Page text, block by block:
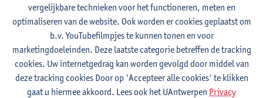
Contact
vergelijkbare technieken voor het functioneren, meten en
optimaliseren van de website. Ook worden er cookies geplaatst om
b.v. YouTubefilmpjes te kunnen tonen en voor
marketingdoeleinden. Deze laatste categorie betreffen de tracking
cookies. Uw internetgedrag kan worden gevolgd door middel van
deze tracking cookies Door op 'Accepteer alle cookies' te klikken
gaat u hiermee akkoord. Lees ook het UAntwerpen Privacy